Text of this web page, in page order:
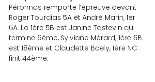
Péronnas remporte l’épreuve devant
Roger Tourdias 5A et André Marin, 1er
6A. La 1ère 5B est Janine Tastevin qui
termine 6ème, Sylviane Mérard, 1ère 6B
est 18ème et Claudette Boely, 1ère NC
finit 44ème.